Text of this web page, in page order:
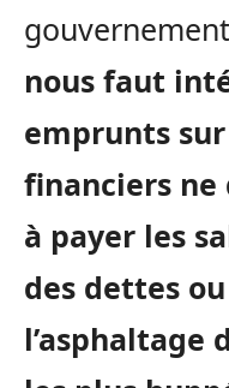
nous faut
emprunts
financiers ne
à payer les
des dettes
l’asphaltage